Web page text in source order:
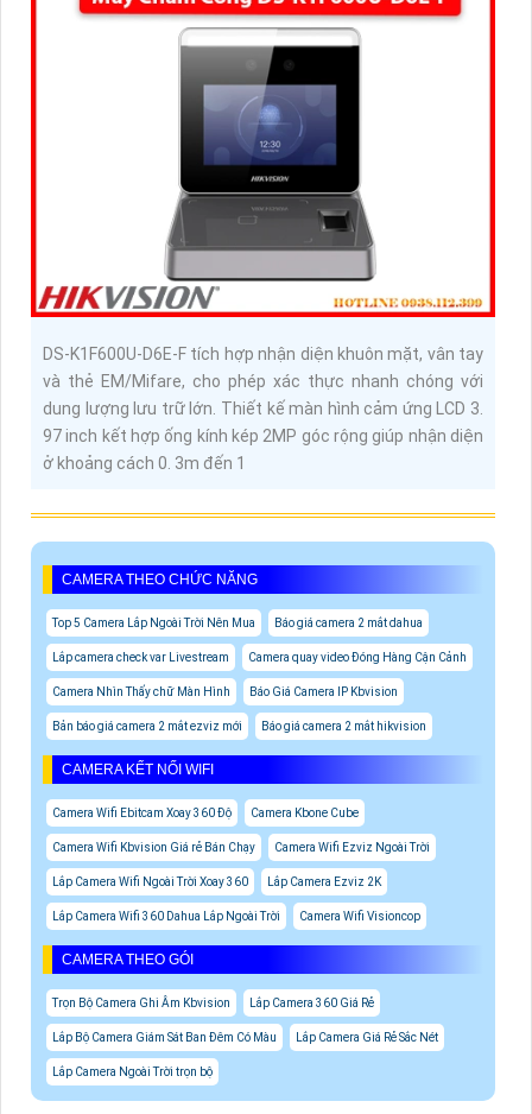
DS-K1F600U-D6E-F tích hợp nhận diện khuôn mặt, vân tay
và thẻ EM/Mifare, cho phép xác thực nhanh chóng với
dung lượng lưu trữ lớn. Thiết kế màn hình cảm ứng LCD 3.
97 inch kết hợp ống kính kép 2MP góc rộng giúp nhận diện
ở khoảng cách 0. 3m đến 1
CAMERA THEO CHỨC NĂNG
Top 5 Camera Lắp Ngoài Trời Nên Mua Báo giá camera 2 mắt dahua
Lắp camera check var Livestream Camera quay video Đóng Hàng Cận Cảnh
Camera Nhìn Thấy chữ Màn Hình Báo Giá Camera IP Kbvision
Bản báo giá camera 2 mắt ezviz mới Báo giá camera 2 mắt hikvision
CAMERA KẾT NỐI WIFI
Camera Wifi Ebitcam Xoay 360 Độ Camera Kbone Cube
Camera Wifi Kbvision Giá rẻ Bán Chạy Camera Wifi Ezviz Ngoài Trời
Lắp Camera Wifi Ngoài Trời Xoay 360 Lắp Camera Ezviz 2K
Lắp Camera Wifi 360 Dahua Lắp Ngoài Trời Camera Wifi Visioncop
CAMERA THEO GÓI
Trọn Bộ Camera Ghi Âm Kbvision Lắp Camera 360 Giá Rẻ
Lắp Bộ Camera Giám Sát Ban Đêm Có Màu Lắp Camera Giá Rẻ Sắc Nét
Lắp Camera Ngoài Trời trọn bộ